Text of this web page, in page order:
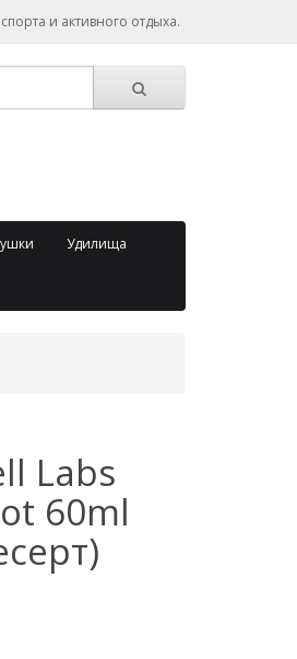
и активного отдыха.
Удилища
Labs
60ml